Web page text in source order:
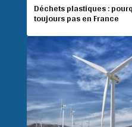
Déchets plastiques :
toujours pas en France